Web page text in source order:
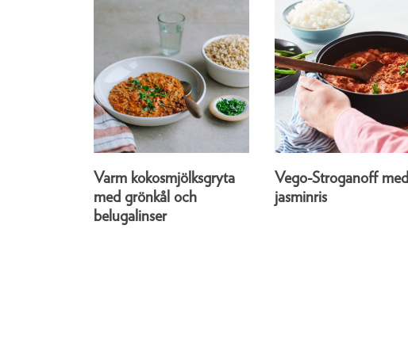
Varm kokosmjölksgryta
med grönkål och
belugalinser
Vego-Stroganoff med
jasminris